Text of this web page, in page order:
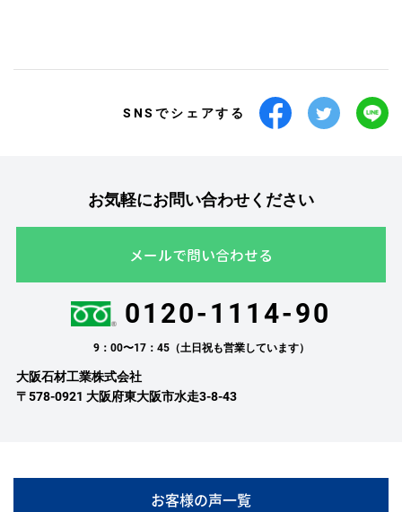
SNSでシェアする
お気軽にお問い合わせください
メールで問い合わせる
0120-1114-90
9：00〜17：45（土日祝も営業しています）
大阪石材工業株式会社
〒578-0921 大阪府東大阪市水走3-8-43
お客様の声一覧